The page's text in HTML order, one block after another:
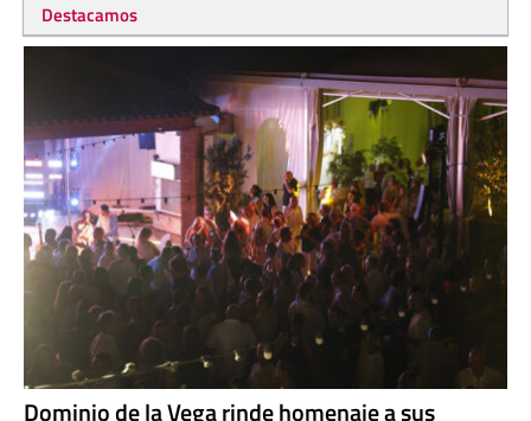
Destacamos
Dominio de la Vega rinde homenaje a sus